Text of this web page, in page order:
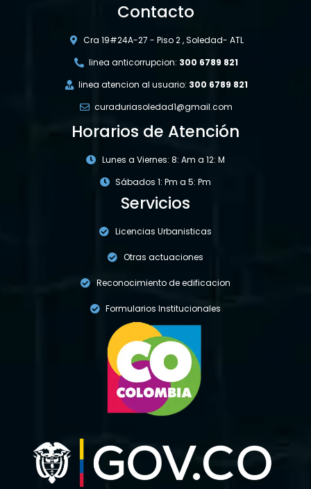
Contacto
Cra 19#24A-27 - Piso 2 , Soledad- ATL
linea anticorrupcion: 300 6789 821
linea atencion al usuario: 300 6789 821
curaduriasoledad1@gmail.com
Horarios de Atención
Lunes a Viernes: 8: Am a 12: M
Sábados 1: Pm a 5: Pm
Servicios
Licencias Urbanisticas
Otras actuaciones
Reconocimiento de edificacion
Formularios Institucionales